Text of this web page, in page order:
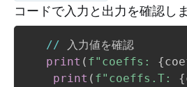
コードで入力と出力を確認しま
// 入力値を確認
print ( f"coeffs: {
print ( f"coeffs.T: {